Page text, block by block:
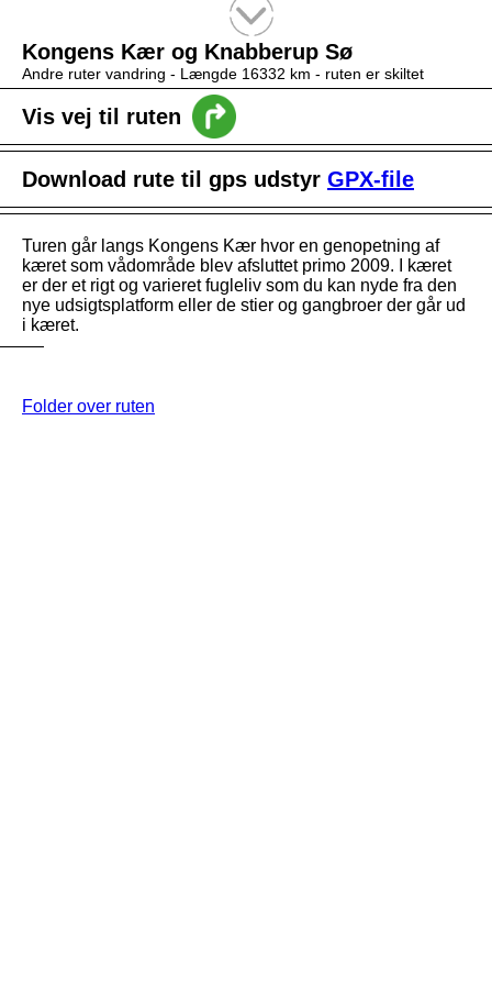
Kongens Kær og Knabberup Sø
Andre ruter vandring - Længde 16332 km - ruten er skiltet
Vis vej til ruten
Download rute til gps udstyr GPX-file
Turen går langs Kongens Kær hvor en genopetning af
kæret som vådområde blev afsluttet primo 2009. I kæret
er der et rigt og varieret fugleliv som du kan nyde fra den
nye udsigtsplatform eller de stier og gangbroer der går ud
i kæret.
Folder over ruten